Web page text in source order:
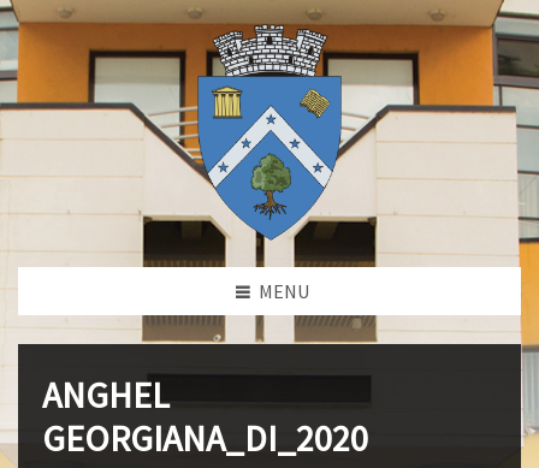
MENU
ANGHEL
GEORGIANA_DI_2020